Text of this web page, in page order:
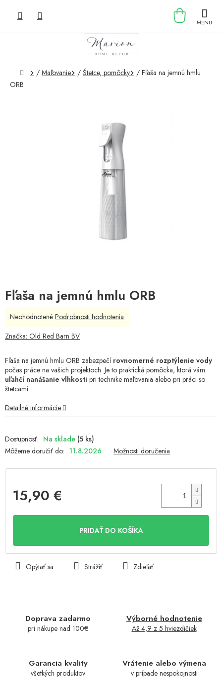
KOŠÍK
Domov
/ Maľovanie / Štetce, pomôcky / Fľaša na jemnú hmlu
ORB
Fľaša na jemnú hmlu ORB
Na sklade (5 ks)
Môžeme doručiť do: 11.8.2026 Možnosti doručenia
15,90 €
PRIDAŤ DO KOŠÍKA
Doprava zadarmo
pri nákupe nad 100€
Výborné hodnotenie
Až 4,9 z 5 hviezdičiek
Garancia kvality
všetkých produktov
Vrátenie alebo výmena
v prípade nespokojnosti
Fľaša na jemnú hmlu ORB zabezpečí rovnomerné rozptýlenie vody
počas práce na vašich projektoch. Je to praktická pomôcka, ktorá vám
uľahčí nanášanie vlhkosti pri technike maľovania alebo pri práci so
štetcami.
Detailné informácie
Opýtať sa Strážiť Zdieľať
Priemerné
produktu
z
5
hviezdičiek.
Neohodnotené Podrobnosti hodnotenia
Značka: Old Red Barn BV